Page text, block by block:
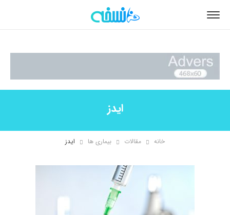
ایدز
خانه مقالات بیماری ها ایدز